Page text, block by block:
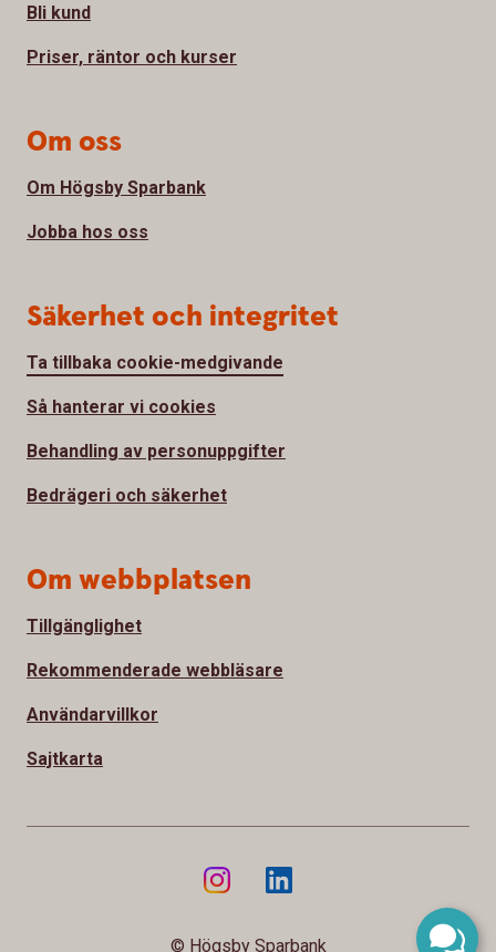
Bli kund
Priser, räntor och kurser
Om oss
Om Högsby Sparbank
Jobba hos oss
Säkerhet och integritet
Ta tillbaka cookie-medgivande
Så hanterar vi cookies
Behandling av personuppgifter
Bedrägeri och säkerhet
Om webbplatsen
Tillgänglighet
Rekommenderade webbläsare
Användarvillkor
Sajtkarta
© Högsby Sparbank